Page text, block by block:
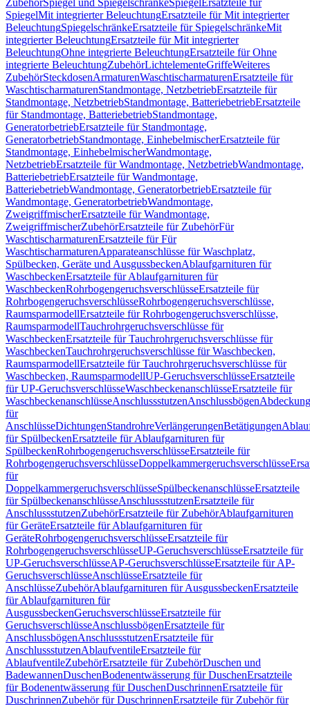
ZubehörSpiegel und SpiegelschränkeSpiegel Ersatzteile für
SpiegelMit integrierter BeleuchtungErsatzteile für Mit integrierter
BeleuchtungSpiegelschränkeErsatzteile für SpiegelschränkeMit
integrierter BeleuchtungErsatzteile für Mit integrierter
BeleuchtungOhne integrierte BeleuchtungErsatzteile für Ohne
integrierte BeleuchtungZubehörLichtelementeGriffeWeiteres
ZubehörSteckdosenArmaturenWaschtischarmaturenErsatzteile für
WaschtischarmaturenStandmontage, NetzbetriebErsatzteile für
Standmontage, NetzbetriebStandmontage, BatteriebetriebErsatzteile
für Standmontage, BatteriebetriebStandmontage,
GeneratorbetriebErsatzteile für Standmontage,
GeneratorbetriebStandmontage, EinhebelmischerErsatzteile für
Standmontage, EinhebelmischerWandmontage,
NetzbetriebErsatzteile für Wandmontage, NetzbetriebWandmontage,
BatteriebetriebErsatzteile für Wandmontage,
BatteriebetriebWandmontage, GeneratorbetriebErsatzteile für
Wandmontage, GeneratorbetriebWandmontage,
ZweigriffmischerErsatzteile für Wandmontage,
ZweigriffmischerZubehörErsatzteile für ZubehörFür
WaschtischarmaturenErsatzteile für Für
WaschtischarmaturenApparateanschlüsse für Waschplatz,
Spülbecken, Geräte und AusgussbeckenAblaufgarnituren für
WaschbeckenErsatzteile für Ablaufgarnituren für
WaschbeckenRohrbogengeruchsverschlüsseErsatzteile für
RohrbogengeruchsverschlüsseRohrbogengeruchsverschlüsse,
RaumsparmodellErsatzteile für Rohrbogengeruchsverschlüsse,
RaumsparmodellTauchrohrgeruchsverschlüsse für
WaschbeckenErsatzteile für Tauchrohrgeruchsverschlüsse für
WaschbeckenTauchrohrgeruchsverschlüsse für Waschbecken,
RaumsparmodellErsatzteile für Tauchrohrgeruchsverschlüsse für
Waschbecken, RaumsparmodellUP-GeruchsverschlüsseErsatzteile
für UP-GeruchsverschlüsseWaschbeckenanschlüsseErsatzteile für
WaschbeckenanschlüsseAnschlussstutzenAnschlussbögen
für
AnschlüsseDichtungenStandrohreVerlängerungenBetätigungen
für SpülbeckenErsatzteile für Ablaufgarnituren für
SpülbeckenRohrbogengeruchsverschlüsseErsatzteile für
RohrbogengeruchsverschlüsseDoppelkammergeruchsverschlüsse
für
DoppelkammergeruchsverschlüsseSpülbeckenanschlüsseErsatzteile
für SpülbeckenanschlüsseAnschlussstutzenErsatzteile für
AnschlussstutzenZubehörErsatzteile für ZubehörAblaufgarnituren
für GeräteErsatzteile für Ablaufgarnituren für
GeräteRohrbogengeruchsverschlüsseErsatzteile für
RohrbogengeruchsverschlüsseUP-GeruchsverschlüsseErsatzteile für
UP-GeruchsverschlüsseAP-GeruchsverschlüsseErsatzteile für AP-
GeruchsverschlüsseAnschlüsseErsatzteile für
AnschlüsseZubehörAblaufgarnituren für AusgussbeckenErsatzteile
für Ablaufgarnituren für
AusgussbeckenGeruchsverschlüsseErsatzteile für
GeruchsverschlüsseAnschlussbögenErsatzteile für
AnschlussbögenAnschlussstutzenErsatzteile für
AnschlussstutzenAblaufventileErsatzteile für
AblaufventileZubehörErsatzteile für ZubehörDuschen und
BadewannenDuschenBodenentwässerung für DuschenErsatzteile
für Bodenentwässerung für DuschenDuschrinnenErsatzteile für
DuschrinnenZubehör für DuschrinnenErsatzteile für Zubehör für